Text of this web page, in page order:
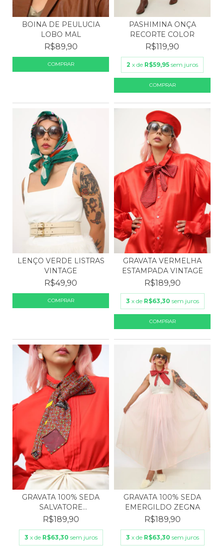
BOINA DE PEULUCIA
LOBO MAL
R$89,90
PASHIMINA ONÇA
RECORTE COLOR
R$119,90
2 x de R$59,95 sem juros
LENÇO VERDE LISTRAS
VINTAGE
R$49,90
GRAVATA VERMELHA
ESTAMPADA VINTAGE
R$189,90
3 x de R$63,30 sem juros
GRAVATA 100% SEDA
SALVATORE
FERRAGAMO
R$189,90
3 x de R$63,30 sem juros
GRAVATA 100% SEDA
EMERGILDO ZEGNA
R$189,90
3 x de R$63,30 sem juros